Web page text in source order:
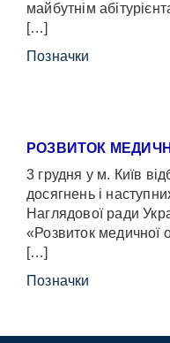
майбутнім
[…]
Позначки
РОЗВИТОК
3 грудня у м. Київ
досягнень і
Наглядової ради
«Розвиток медичної
[…]
Позначки